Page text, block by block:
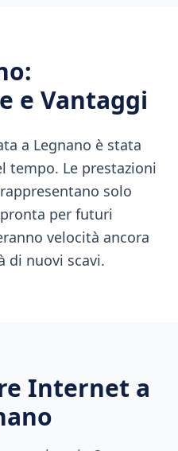
:
e Vantaggi
a Legnano è stata
tempo. Le prestazioni
solo
per futuri
velocità ancora
di nuovi scavi.
Internet a